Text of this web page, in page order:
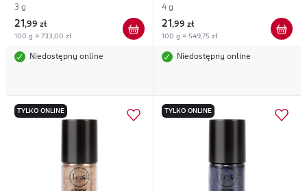
3 g
21 ,99 zł
100 g = 733,00 zł
Niedostępny online
4 g
21 ,99 zł
100 g = 549,75 zł
Niedostępny online
TYLKO ONLINE TYLKO ONLINE